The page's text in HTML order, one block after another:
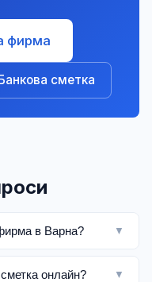
фирма
сметка
в Варна? ▼
онлайн? ▼